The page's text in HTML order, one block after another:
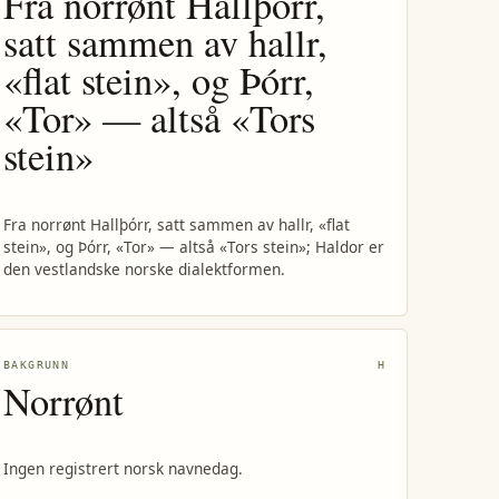
satt sammen av hallr,
«flat stein», og Þórr,
«Tor» — altså «Tors
stein»
Fra norrønt Hallþórr, satt sammen av hallr, «flat
stein», og Þórr, «Tor» — altså «Tors stein»; Haldor er
den vestlandske norske dialektformen.
BAKGRUNN H
Norrønt
Ingen registrert norsk navnedag.